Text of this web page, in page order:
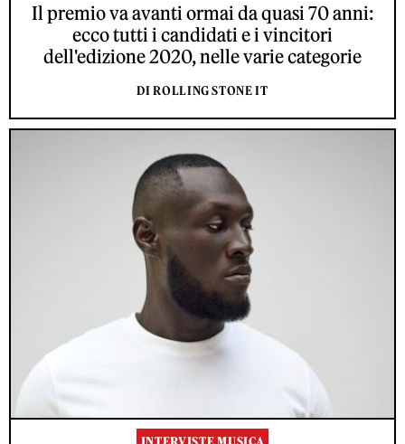
Il premio va avanti ormai da quasi 70 anni:
ecco tutti i candidati e i vincitori
dell'edizione 2020, nelle varie categorie
DI ROLLING STONE IT